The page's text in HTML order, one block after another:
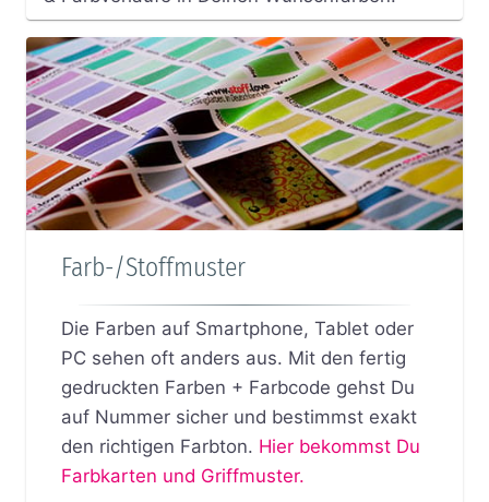
Farb-/Stoffmuster
Die Farben auf Smartphone, Tablet oder
PC sehen oft anders aus. Mit den fertig
gedruckten Farben + Farbcode gehst Du
auf Nummer sicher und bestimmst exakt
den richtigen Farbton. Hier bekommst Du
Farbkarten und Griffmuster.